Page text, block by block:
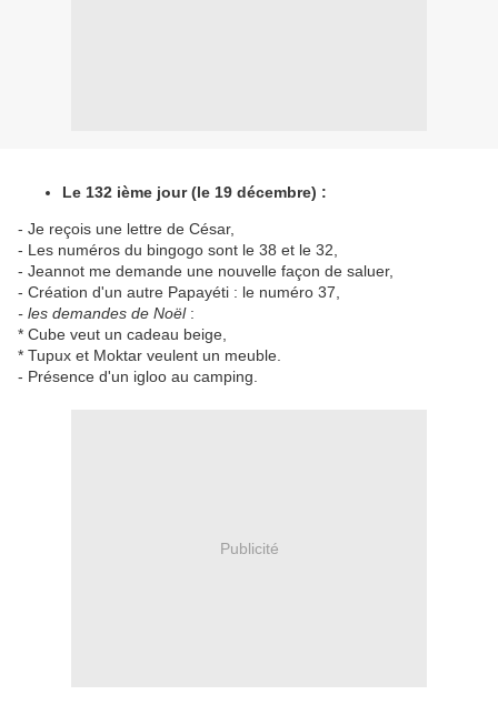
Le 132 ième jour (le 19 décembre) :
- Je reçois une lettre de César,
- Les numéros du bingogo sont le 38 et le 32,
- Jeannot me demande une nouvelle façon de saluer,
- Création d'un autre Papayéti : le numéro 37,
- les demandes de Noël :
* Cube veut un cadeau beige,
* Tupux et Moktar veulent un meuble.
- Présence d'un igloo au camping.
Publicité